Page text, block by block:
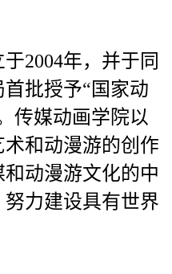
2004年，并于同
批授予“国家动
传媒动画学院以
和动漫游的创作
动漫游文化的中
力建设具有世界